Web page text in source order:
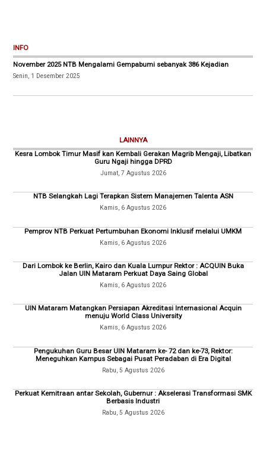
INFO
November 2025 NTB Mengalami Gempabumi sebanyak 386 Kejadian
Senin, 1 Desember 2025
LAINNYA
Kesra Lombok Timur Masif kan Kembali Gerakan Magrib Mengaji, Libatkan
Guru Ngaji hingga DPRD
Jumat, 7 Agustus 2026
NTB Selangkah Lagi Terapkan Sistem Manajemen Talenta ASN
Kamis, 6 Agustus 2026
Pemprov NTB Perkuat Pertumbuhan Ekonomi Inklusif melalui UMKM
Kamis, 6 Agustus 2026
Dari Lombok ke Berlin, Kairo dan Kuala Lumpur Rektor : ACQUIN Buka
Jalan UIN Mataram Perkuat Daya Saing Global
Kamis, 6 Agustus 2026
UIN Mataram Matangkan Persiapan Akreditasi Internasional Acquin
menuju World Class University
Kamis, 6 Agustus 2026
Pengukuhan Guru Besar UIN Mataram ke- 72 dan ke-73, Rektor:
Meneguhkan Kampus Sebagai Pusat Peradaban di Era Digital
Rabu, 5 Agustus 2026
Perkuat Kemitraan antar Sekolah, Gubernur : Akselerasi Transformasi SMK
Berbasis Industri
Rabu, 5 Agustus 2026